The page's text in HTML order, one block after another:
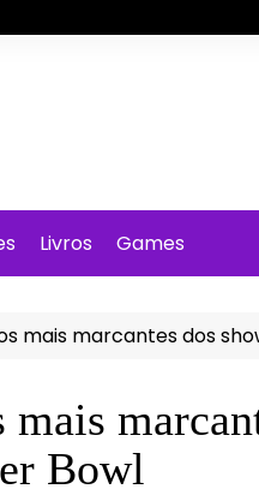
Livros Games
mais marcantes dos
Bowl